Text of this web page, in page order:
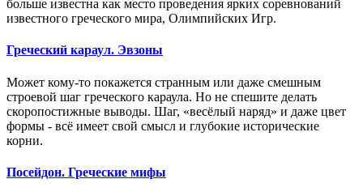
больше известна как место проведения ярких соревнований
известного греческого мира, Олимпийских Игр.
Греческий караул. Эвзоны
Может кому-то покажется странным или даже смешным
строевой шаг греческого караула. Но не спешите делать
скоропостижные выводы. Шаг, «весёлый наряд» и даже цвет
формы - всё имеет свой смысл и глубокие исторические
корни.
Посейдон. Греческие мифы